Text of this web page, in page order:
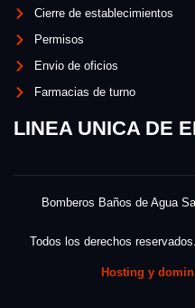
Cierre de establecimientos
Permisos
Envio de oficios
Farmacias de turno
LINEA UNICA DE
Bomberos Baños de Agua
Todos los derechos
Hosting y